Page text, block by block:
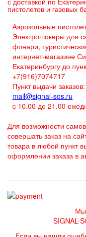
пистолетов и газовых
Аэрозольные
Электрошокеры для
фонари,
интернет-магазине
Екатеринбургу до
+7(916)7074717
Пункт выдачи
mail@signal-sos.ru
c 10.00 до 21.00
Для возможности
совершать заказ на
товара в любой пункт
оформлении заказа в
Мы
SIGNAL-